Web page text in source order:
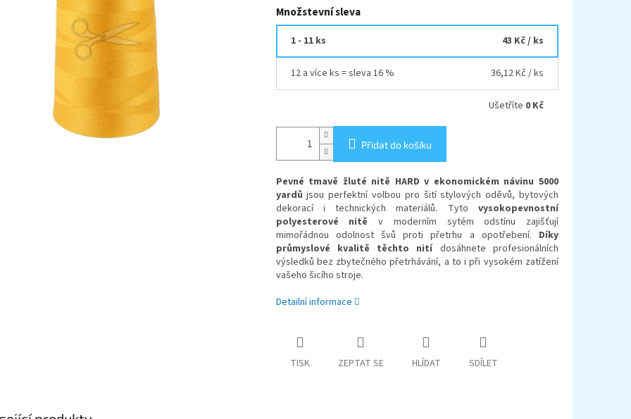
Množstevní sleva
1 - 11 ks 43 Kč/ ks
12 a více ks = sleva 16 % 36,12 Kč / ks
Ušetříte 0 Kč
Přidat do košíku
Pevné tmavě žluté nitě HARD v ekonomickém návinu 5000
yardů jsou perfektní volbou pro šití stylových oděvů, bytových
dekorací i technických materiálů. Tyto vysokopevnostní
polyesterové nitě v moderním sytém odstínu zajišťují
mimořádnou odolnost švů proti přetrhu a opotřebení. Díky
průmyslové kvalitě těchto nitídosáhnete profesionálních
výsledků bez zbytečného přetrhávání, a to i při vysokém zatížení
vašeho šicího stroje.
Detailní informace
TISK ZEPTAT SE HLÍDAT SDÍLET